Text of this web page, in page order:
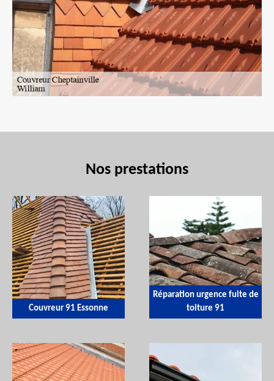
Nos prestations
Couvreur 91 Essonne
Réparation urgence fuite de
toiture 91